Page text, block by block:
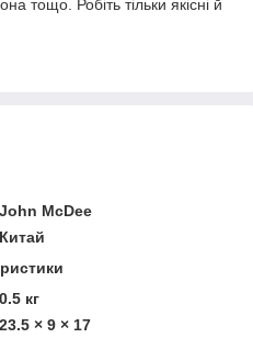
тощо. Робіть тільки якісні й
John McDee
Китай
0.5 кг
23.5 × 9 × 17